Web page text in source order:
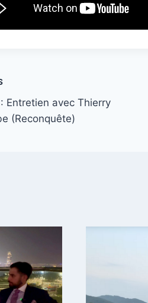
Entretien avec Thierry
(Reconquête)